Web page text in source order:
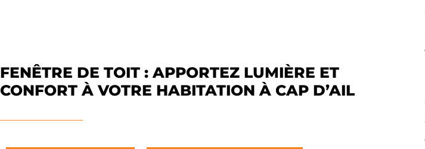
FENÊTRE DE TOIT : APPORTEZ LUMIÈRE ET
CONFORT À VOTRE HABITATION À CAP D’AIL